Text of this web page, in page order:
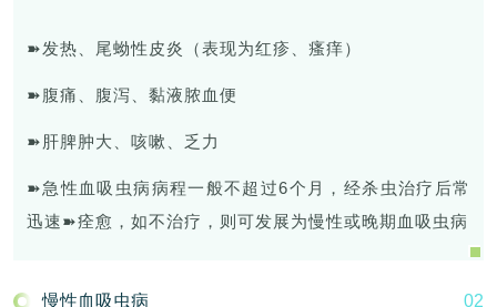
➽发热、尾蚴性皮炎（表现为红疹、瘙痒）
➽腹痛、腹泻、黏液脓血便
➽肝脾肿大、咳嗽、乏力
➽急性血吸虫病病程一般不超过6个月，经杀虫治疗后常
迅速➽痊愈，如不治疗，则可发展为慢性或晚期血吸虫病
慢性血吸虫病 02